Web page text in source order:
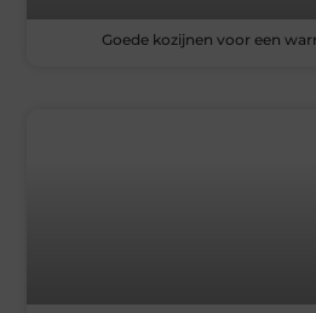
Goede kozijnen voor een